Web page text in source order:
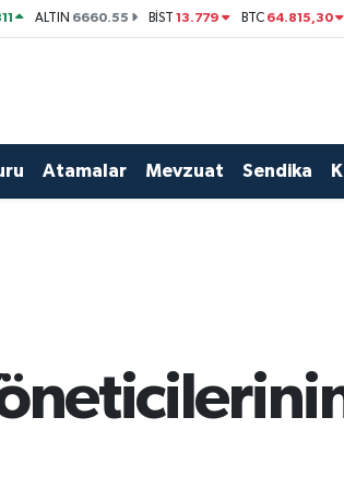
ALTIN 6660.55 BİST13.779 BTC 64.815,30
Atamalar Mevzuat Sendika